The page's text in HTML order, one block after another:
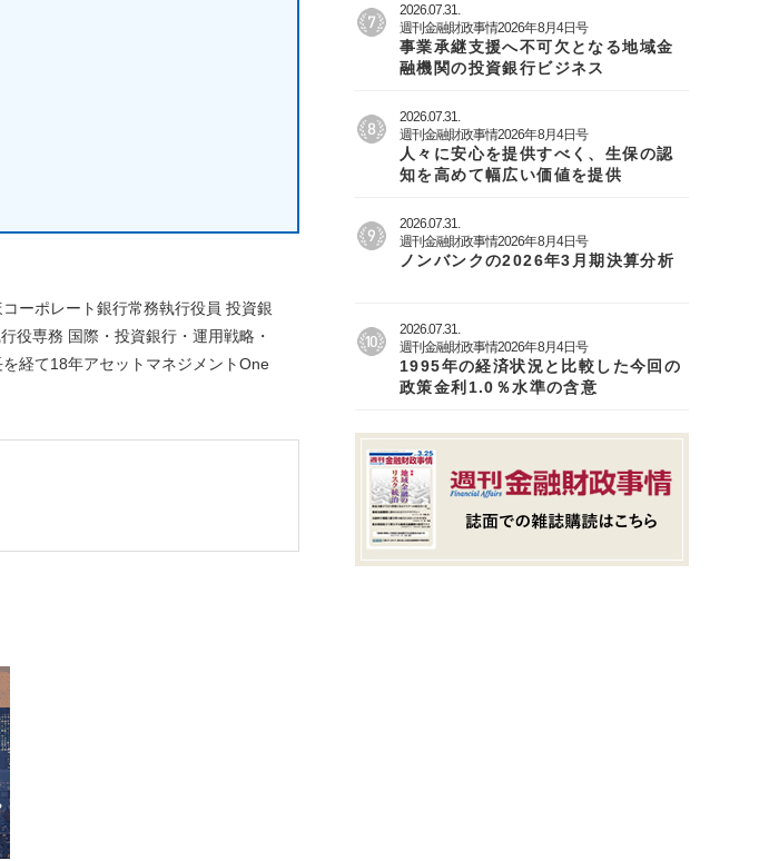
ーポレート銀行常務執行役員 投資銀
役専務 国際・投資銀行・運用戦略・
経て18年アセットマネジメントOne
2026.07.31.
週刊金融財政事情2026年8月4日号
事業承継支援へ不可欠となる地域金
融機関の投資銀行ビジネス
2026.07.31.
週刊金融財政事情2026年8月4日号
人々に安心を提供すべく、生保の認
知を高めて幅広い価値を提供
2026.07.31.
週刊金融財政事情2026年8月4日号
ノンバンクの2026年3月期決算分析
2026.07.31.
週刊金融財政事情2026年8月4日号
1995年の経済状況と比較した今回の
政策金利1.0％水準の含意